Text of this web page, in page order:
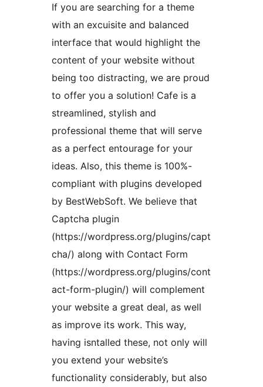
If you are searching for a theme
with an excuisite and balanced
interface that would highlight the
content of your website without
being too distracting, we are proud
to offer you a solution! Cafe is a
streamlined, stylish and
professional theme that will serve
as a perfect entourage for your
ideas. Also, this theme is 100%-
compliant with plugins developed
by BestWebSoft. We believe that
Captcha plugin
(https://wordpress.org/plugins/capt
cha/) along with Contact Form
(https://wordpress.org/plugins/cont
act-form-plugin/) will complement
your website a great deal, as well
as improve its work. This way,
having isntalled these, not only will
you extend your website’s
functionality considerably, but also